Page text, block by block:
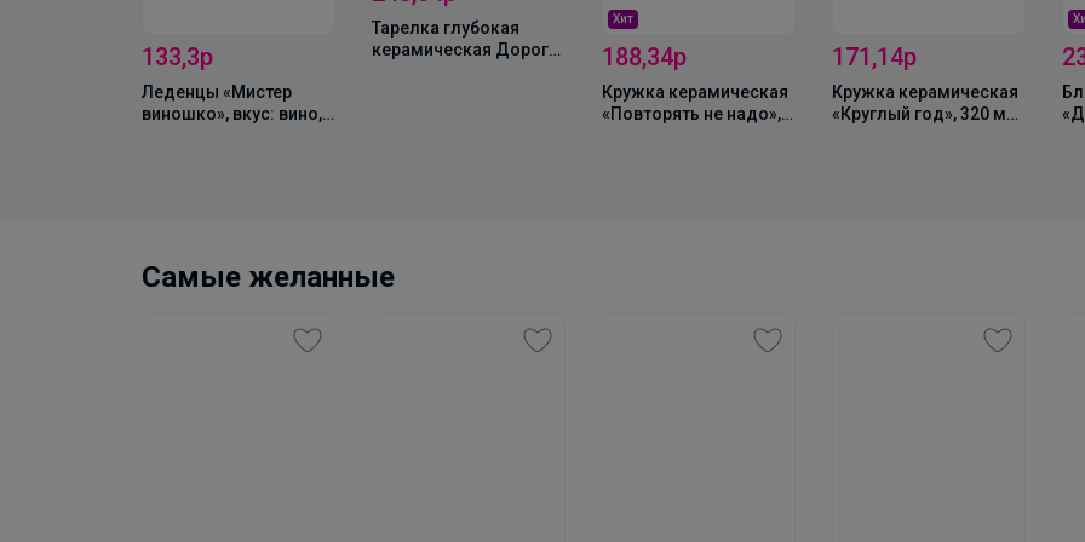
133,3р
Леденцы «Мистер
виношко», вкус: вино,
Тарелка глубокая
керамическая Дорого
Хит
188,34р
Кружка керамическая
«Повторять не надо»,
171,14р
Кружка керамическая
«Круглый год», 320 мл,
Самые желанные
Кроссовки для подростков